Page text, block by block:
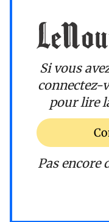
Si vous
connectez-
pour lire
Pas encore